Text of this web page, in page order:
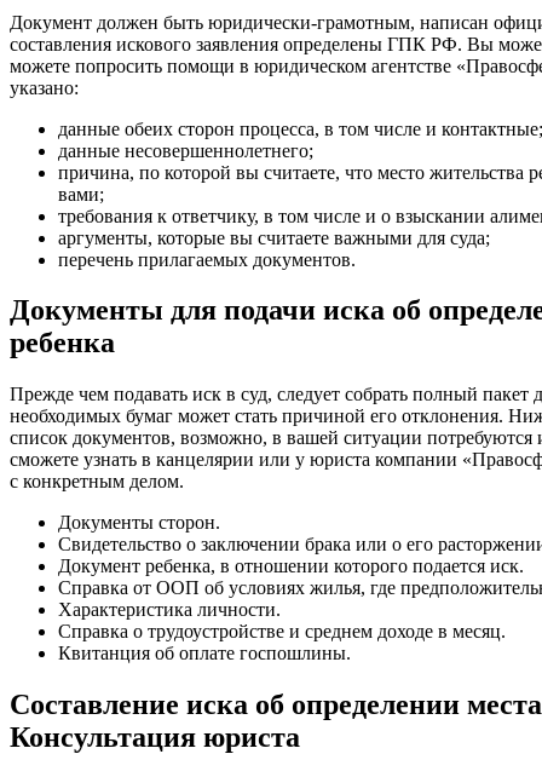
Документ должен быть юридически-грамотным, написан
составления искового заявления определены ГПК РФ. Вы
можете попросить помощи в юридическом агентстве
указано:
данные обеих сторон процесса, в том числе и контактные;
данные несовершеннолетнего;
причина, по которой вы считаете, что место жительства
вами;
требования к ответчику, в том числе и о взыскании
аргументы, которые вы считаете важными для суда;
перечень прилагаемых документов.
Документы для подачи иска об
ребенка
Прежде чем подавать иск в суд, следует собрать полный пакет
необходимых бумаг может стать причиной его отклонения.
список документов, возможно, в вашей ситуации
сможете узнать в канцелярии или у юриста компании
с конкретным делом.
Документы сторон.
Свидетельство о заключении брака или о его
Документ ребенка, в отношении которого подается иск.
Справка от ООП об условиях жилья, где
Характеристика личности.
Справка о трудоустройстве и среднем доходе в месяц.
Квитанция об оплате госпошлины.
Составление иска об определении
Консультация юриста